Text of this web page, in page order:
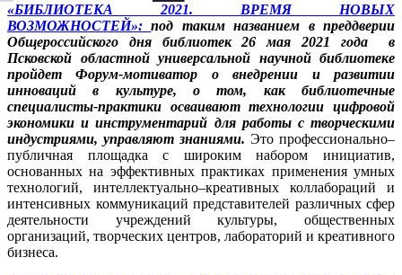
«БИБЛИОТЕКА 2021. ВРЕМЯ НОВЫХ
ВОЗМОЖНОСТЕЙ»:под таким названием в преддверии
Общероссийского дня библиотек 26 мая 2021 года в
Псковской областной универсальной научной библиотеке
пройдет Форум-мотиватор о внедрении и развитии
инноваций в культуре, о том, как библиотечные
специалисты-практики осваивают технологии цифровой
экономики и инструментарий для работы с творческими
индустриями, управляют знаниями. Это профессионально–
публичная площадка с широким набором инициатив,
основанных на эффективных практиках применения умных
технологий, интеллектуально–креативных коллабораций и
интенсивных коммуникаций представителей различных сфер
деятельности учреждений культуры, общественных
организаций, творческих центров, лабораторий и креативного
бизнеса.